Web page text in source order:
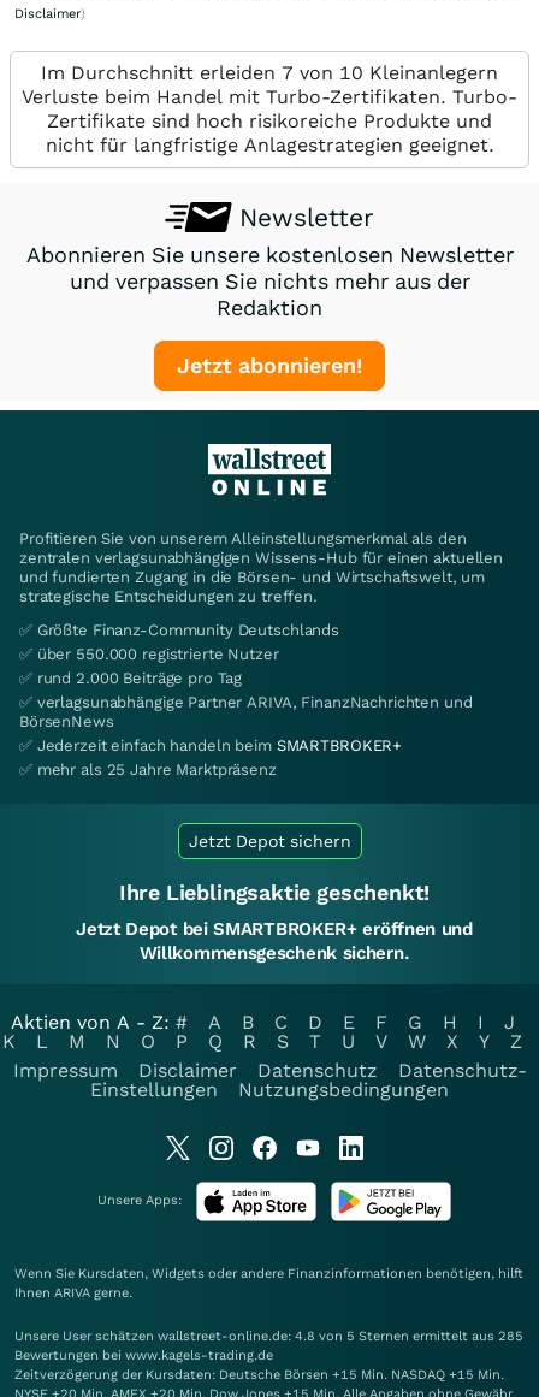
Disclaimer)
Im Durchschnitt erleiden 7 von 10 Kleinanlegern
Verluste beim Handel mit Turbo-Zertifikaten. Turbo-
Zertifikate sind hoch risikoreiche Produkte und
nicht für langfristige Anlagestrategien geeignet.
Newsletter
Abonnieren Sie unsere kostenlosen Newsletter
und verpassen Sie nichts mehr aus der
Redaktion
Jetzt abonnieren!
Profitieren Sie von unserem Alleinstellungsmerkmal als den
zentralen verlagsunabhängigen Wissens-Hub für einen aktuellen
und fundierten Zugang in die Börsen- und Wirtschaftswelt, um
strategische Entscheidungen zu treffen.
✅ Größte Finanz-Community Deutschlands
✅ über 550.000 registrierte Nutzer
✅ rund 2.000 Beiträge pro Tag
✅ verlagsunabhängige Partner ARIVA, FinanzNachrichten und
BörsenNews
✅ Jederzeit einfach handeln beim SMARTBROKER+
✅ mehr als 25 Jahre Marktpräsenz
Jetzt Depot sichern
Ihre Lieblingsaktie geschenkt!
Jetzt Depot bei SMARTBROKER+ eröffnen und
Willkommensgeschenk sichern.
Aktien von A - Z: # A B C D E F G H I
J
K
L M N O P Q R S T U V W X Y
Z
Impressum
Disclaimer Datenschutz
Datenschutz-
Einstellungen
Nutzungsbedingungen
Unsere Apps:
Wenn Sie Kursdaten, Widgets oder andere Finanzinformationen benötigen, hilft
Ihnen ARIVA gerne.
Unsere User schätzen wallstreet-online.de: 4.8 von 5 Sternen ermittelt aus 285
Bewertungen bei www.kagels-trading.de
Zeitverzögerung der Kursdaten: Deutsche Börsen +15 Min. NASDAQ +15 Min.